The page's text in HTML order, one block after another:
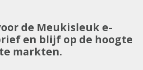
de Meukisleuk e-
en blijf op de hoogte
markten.